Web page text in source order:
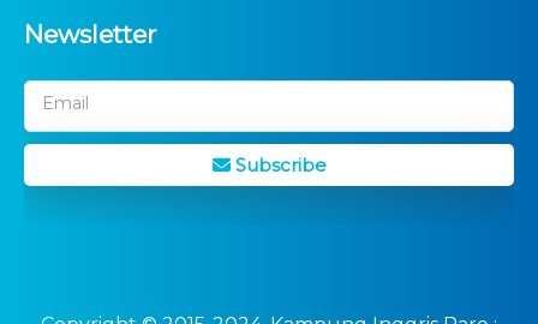
Newsletter
Email
Subscribe